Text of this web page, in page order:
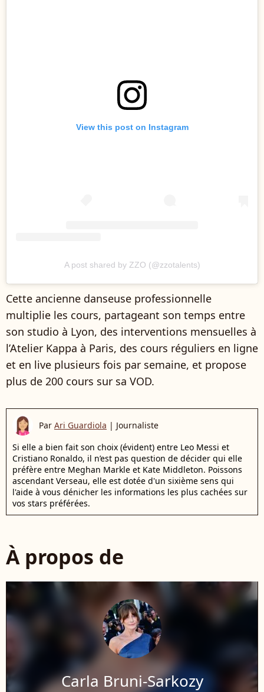
View this post on Instagram
A post shared by ZZO (@zzotalents)
Cette ancienne danseuse professionnelle
multiplie les cours, partageant son temps entre
son studio à Lyon, des interventions mensuelles à
l’Atelier Kappa à Paris, des cours réguliers en ligne
et en live plusieurs fois par semaine, et propose
plus de 200 cours sur sa VOD.
Par Ari Guardiola | Journaliste
Si elle a bien fait son choix (évident) entre Leo Messi et
Cristiano Ronaldo, il n’est pas question de décider qui elle
préfère entre Meghan Markle et Kate Middleton. Poissons
ascendant Verseau, elle est dotée d'un sixième sens qui
l'aide à vous dénicher les informations les plus cachées sur
vos stars préférées.
À propos de
Carla Bruni-Sarkozy